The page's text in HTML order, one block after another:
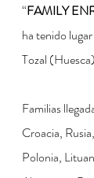
“FAMILY
ha tenido
Tozal
Familias
Croacia,
Polonia,